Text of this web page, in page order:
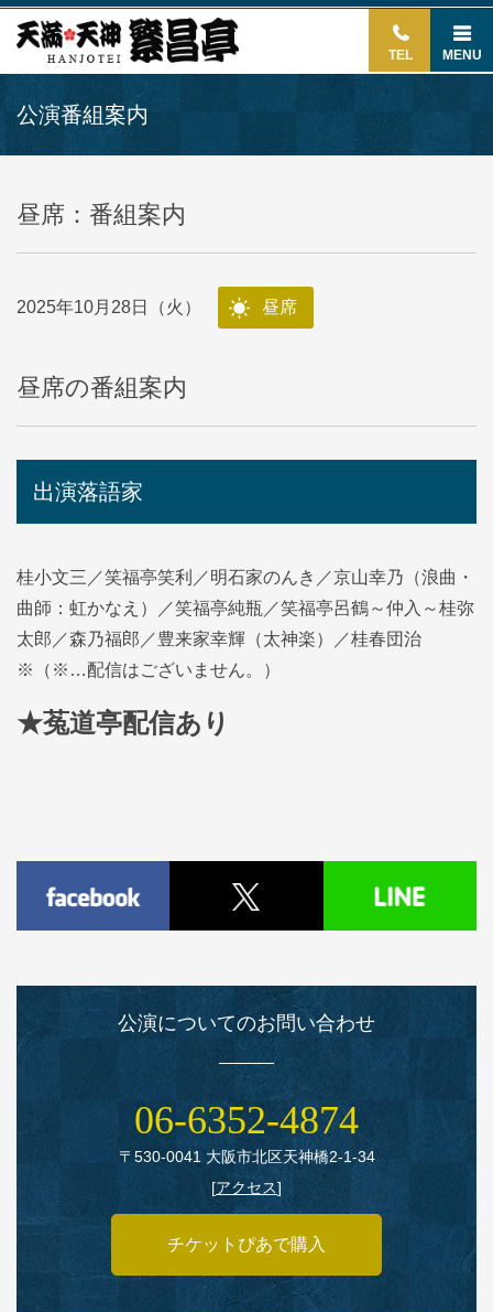
TEL MENU
公演番組案内
昼席：番組案内
2025年10月28日（火） 昼席
昼席の番組案内
出演落語家
桂小文三／笑福亭笑利／明石家のんき／京山幸乃（浪曲・
曲師：虹かなえ）／笑福亭純瓶／笑福亭呂鶴～仲入～桂弥
太郎／森乃福郎／豊来家幸輝（太神楽）／桂春団治
※（※…配信はございません。）
★菟道亭配信あり
公演についてのお問い合わせ
06‑6352‑4874
〒530‑0041 大阪市北区天神橋2‑1‑34
[アクセス]
チケットぴあで購入